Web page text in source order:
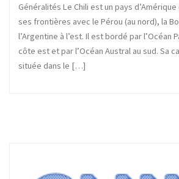
Généralités Le Chili est un pays
ses frontières avec le Pérou (au nord), la
l’Argentine à l’est. Il est bordé par l’Océan
côte est et par l’Océan Austral au sud. Sa
située dans le […]